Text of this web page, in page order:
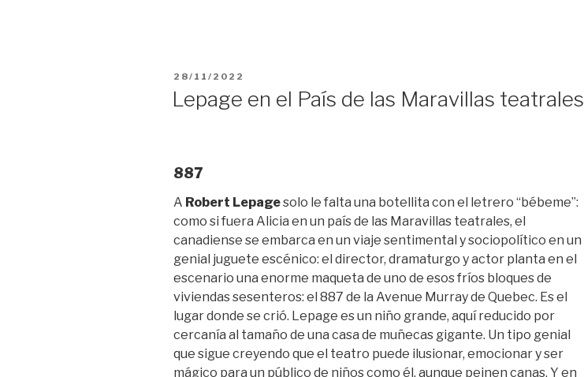
PUBLICADO
28/11/2022
Lepage en el País de las Maravillas teatrales
887
A Robert Lepagesolo le falta una botellita con el letrero “bébeme”:
como si fuera Alicia en un país de las Maravillas teatrales, el
canadiense se embarca en un viaje sentimental y sociopolítico en un
genial juguete escénico: el director, dramaturgo y actor planta en el
escenario una enorme maqueta de uno de esos fríos bloques de
viviendas sesenteros: el 887 de la Avenue Murray de Quebec. Es el
lugar donde se crió. Lepage es un niño grande, aquí reducido por
cercanía al tamaño de una casa de muñecas gigante. Un tipo genial
que sigue creyendo que el teatro puede ilusionar, emocionar y ser
mágico para un público de niños como él, aunque peinen canas. Y en